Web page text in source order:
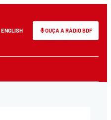
ENGLISH OUÇA A RÁDIO BDF